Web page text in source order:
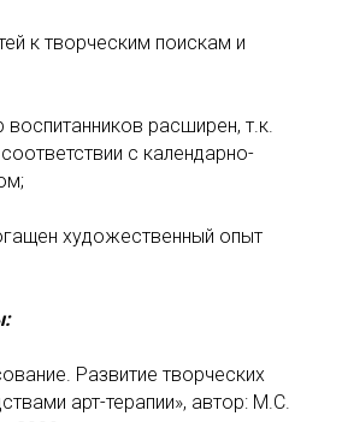
к творческим поискам и
расширен, т.к.
с календарно-
художественный опыт
Развитие творческих
арт-терапии», автор: М.С.